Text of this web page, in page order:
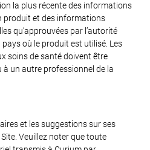
la plus récente des informations
produit et des informations
qu’approuvées par l’autorité
où le produit est utilisé. Les
soins de santé doivent être
à un autre professionnel de la
et les suggestions sur ses
Veuillez noter que toute